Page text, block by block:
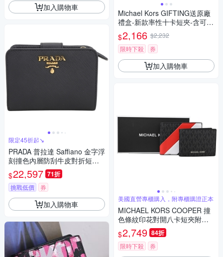
加入購物車
限定45折起↘
PRADA 普拉達 Saffiano 金字浮
刻撞色內層防刮牛皮對折短夾
(黑色)
$22,597 71折
挑戰低價 券
加入購物車
Michael Kors GIFTING送原廠
禮盒-新款率性十卡短夾-含可拆
ID夾(黑灰紅白)
$2,166 $2,232
限時下殺
券
加入購物車
美國直營專櫃購入，附專櫃購證正本
MICHAEL KORS COOPER 撞
色條紋印花對開八卡短夾附活
動夾禮盒組(黑灰/紅邊)
$2,749 84折
限時下殺 券